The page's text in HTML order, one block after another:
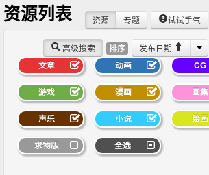
资源列表
高级搜索 排序 发布日期
资源 专题 试试手气
文章 动画 CG
游戏 漫画 画集
声乐 小说 绘画
求物版 全选